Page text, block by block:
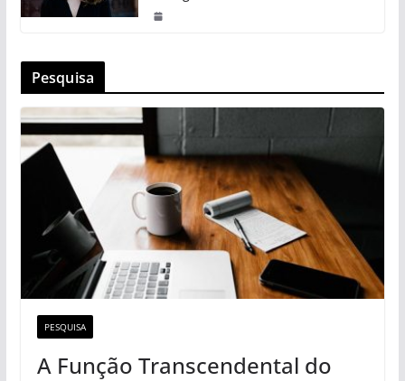
Pesquisa
PESQUISA
A Função Transcendental do